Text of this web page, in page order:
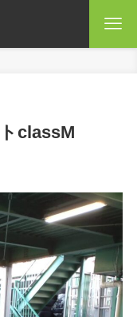
classM